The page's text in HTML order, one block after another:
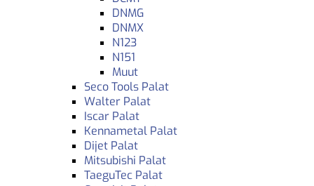
DNMG
DNMX
N123
N151
Muut
Seco Tools Palat
Walter Palat
Iscar Palat
Kennametal Palat
Dijet Palat
Mitsubishi Palat
TaeguTec Palat